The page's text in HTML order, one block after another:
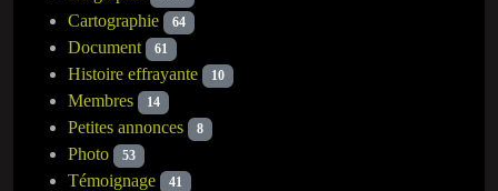
Cartographie 64
Document 61
Histoire effrayante 10
Membres 14
Petites annonces 8
Photo 53
Témoignage 41